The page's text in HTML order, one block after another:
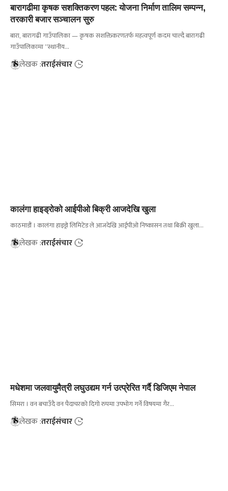
बारागढीमा कृषक सशक्तिकरण पहल: योजना निर्माण तालिम सम्पन्न,
तरकारी बजार सञ्चालन सुरु
बारा, बारागढी गाउँपालिका — कृषक सशक्तिकरणतर्फ महत्वपूर्ण कदम चाल्दै बारागढी
गाउँपालिकामा “स्थानीय…
लेखक :तराईसंचार
कालंगा हाइड्रोको आईपीओ बिक्री आजदेखि खुला
काठमाडौं । कालंगा हाइड्रो लिमिटेड ले आजदेखि आईपीओ निष्कासन तथा बिक्री खुला…
लेखक :तराईसंचार
मधेशमा जलवायुमैत्री लघुउद्यम गर्न उत्प्रेरित गर्दै डिजिएम नेपाल
सिमरा । वन बचाउँदै वन पैदाचरको दिगो रुपमा उपभोग गर्ने विषयमा गैर…
लेखक :तराईसंचार